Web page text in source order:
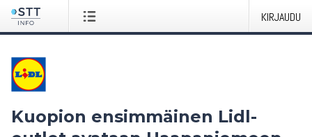
KIRJAUDU
Kuopion ensimmäinen Lidl-